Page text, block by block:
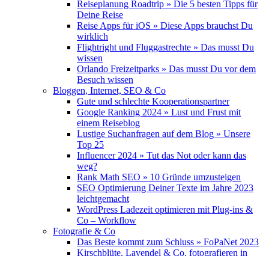
Reiseplanung Roadtrip » Die 5 besten Tipps für
Deine Reise
Reise Apps für iOS » Diese Apps brauchst Du
wirklich
Flightright und Fluggastrechte » Das musst Du
wissen
Orlando Freizeitparks » Das musst Du vor dem
Besuch wissen
Bloggen, Internet, SEO & Co
Gute und schlechte Kooperationspartner
Google Ranking 2024 » Lust und Frust mit
einem Reiseblog
Lustige Suchanfragen auf dem Blog » Unsere
Top 25
Influencer 2024 » Tut das Not oder kann das
weg?
Rank Math SEO » 10 Gründe umzusteigen
SEO Optimierung Deiner Texte im Jahre 2023
leichtgemacht
WordPress Ladezeit optimieren mit Plug-ins &
Co – Workflow
Fotografie & Co
Das Beste kommt zum Schluss » FoPaNet 2023
Kirschblüte, Lavendel & Co. fotografieren in